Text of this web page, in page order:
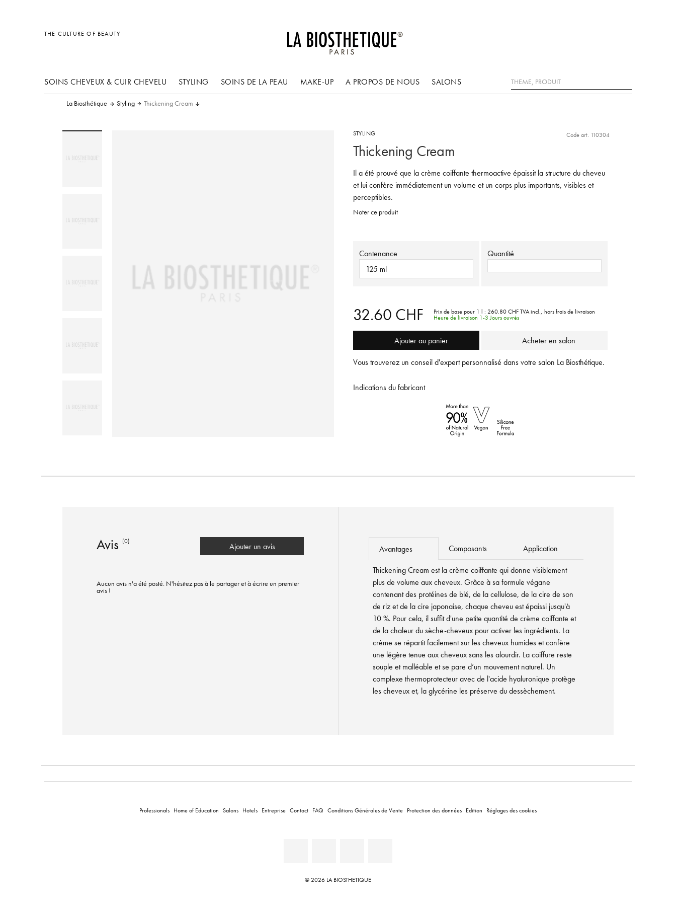
THE CULTURE OF BEAUTY
SOINS CHEVEUX & CUIR CHEVELU STYLING
Accessoires
SOINS DE LA PEAU MAKE-UP A PROPOS DE NOUS SALONS Rechercher
La Biosthétique Styling Thickening Cream
STYLING Code art. 110304
Thickening Cream
Il a été prouvé que la crème coiffante thermoactive épaissit la structure du cheveu
et lui confère immédiatement un volume et un corps plus importants, visibles et
perceptibles.
Noter ce produit
Contenance
125 ml
Quantité
32.60 CHF Prix de base pour 1 l : 260.80 CHF TVA incl., hors frais de livraison
Heure de livraison 1-3 Jours ouvrés
Ajouter au panier Acheter en salon
Vous trouverez un conseil d'expert personnalisé dans votre salon La Biosthétique.
Indications du fabricant
Avis (0)
Ajouter un avis
Aucun avis n'a été posté. N'hésitez pas à le partager et à écrire un premier
avis !
Avantages Composants Application
Thickening Cream est la crème coiffante qui donne visiblement
plus de volume aux cheveux. Grâce à sa formule végane
contenant des protéines de blé, de la cellulose, de la cire de son
de riz et de la cire japonaise, chaque cheveu est épaissi jusqu'à
10 %. Pour cela, il suffit d'une petite quantité de crème coiffante et
de la chaleur du sèche-cheveux pour activer les ingrédients. La
crème se répartit facilement sur les cheveux humides et confère
une légère tenue aux cheveux sans les alourdir. La coiffure reste
souple et malléable et se pare d’un mouvement naturel. Un
complexe thermoprotecteur avec de l'acide hyaluronique protège
les cheveux et, la glycérine les préserve du dessèchement.
Professionals Home of Education Salons Hotels Entreprise Contact FAQ Conditions Générales de Vente Protection des données Edition Réglages des cookies
© 2026 LA BIOSTHETIQUE